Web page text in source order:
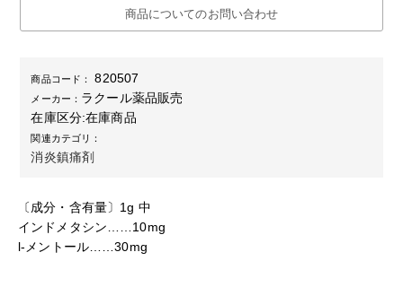
商品についてのお問い合わせ
商品コード： 820507
メーカー： ラクール薬品販売
在庫区分:在庫商品
関連カテゴリ：
消炎鎮痛剤
〔成分・含有量〕1g 中
インドメタシン……10mg
l-メントール……30mg